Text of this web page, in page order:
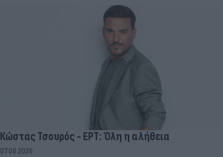
Κώστας Τσουρός - ΕΡΤ: Όλη η αλήθεια
07.08.2026